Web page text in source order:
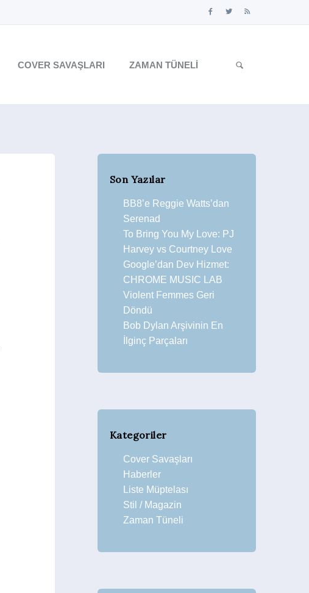
COVER SAVAŞLARI ZAMAN TÜNELI
Son Yazılar
BB8’e Reggie Watts’dan
Serenad
To Bring You My Love: PJ
Harvey vs Courtney Love
Google’dan Dev Hizmet:
CHROME MUSIC LAB
Violent Femmes Geri
Döndü
Bob Dylan Arşivinin En
İlginç Parçaları
Kategoriler
Cover Savaşları
Haberler
Liste Müptelası
Stil / Magazin
Zaman Tüneli